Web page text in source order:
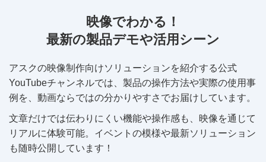
映像でわかる！
最新の製品デモや活用シーン
アスクの映像制作向けソリューションを紹介する公式
YouTubeチャンネルでは、製品の操作方法や実際の使用事
例を、動画ならではの分かりやすさでお届けしています。
文章だけでは伝わりにくい機能や操作感も、映像を通じて
リアルに体験可能。イベントの模様や最新ソリューション
も随時公開しています！